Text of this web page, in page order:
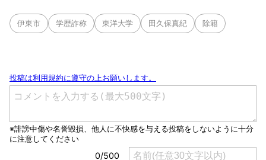
伊東市 学歴詐称 東洋大学 田久保真紀 除籍